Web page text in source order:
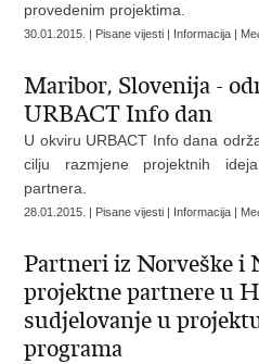
provedenim projektima.
30.01.2015. | Pisane vijesti | Informacija |
Maribor, Slovenija -
URBACT Info dan
U okviru URBACT Info dana
cilju razmjene projektnih
partnera.
28.01.2015. | Pisane vijesti | Informacija |
Partneri iz Norveške i
projektne partnere u
sudjelovanje u
programa